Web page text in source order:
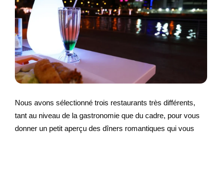
Nous avons sélectionné trois restaurants très différents,
tant au niveau de la gastronomie que du cadre, pour vous
donner un petit aperçu des dîners romantiques qui vous